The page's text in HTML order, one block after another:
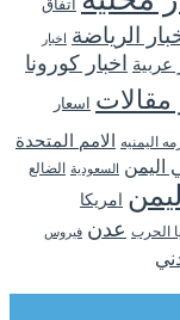
اتفاق
الرياضة اخبار
عربية اخبار كورونا
مقالات اسعار
اليمنيه الامم المتحدة
اليمن السعودية الضالع
اليمن امريكا
الحرب عدن فيروس